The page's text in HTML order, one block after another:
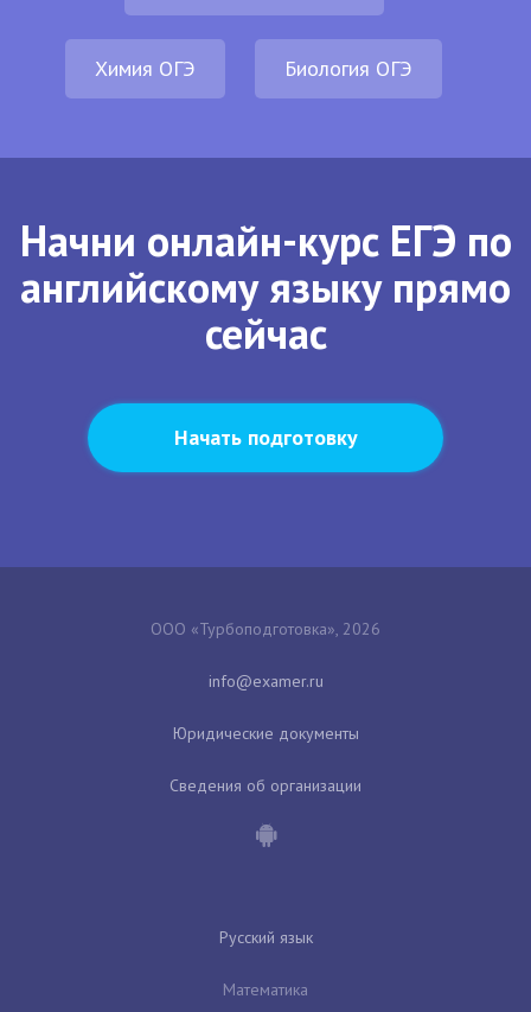
Химия ОГЭ Биология ОГЭ
Начни онлайн-курс ЕГЭ по
английскому языку прямо
сейчас
Начать подготовку
ООО «Турбоподготовка», 2026
Юридические документы
Сведения об организации
Русский язык
Математика